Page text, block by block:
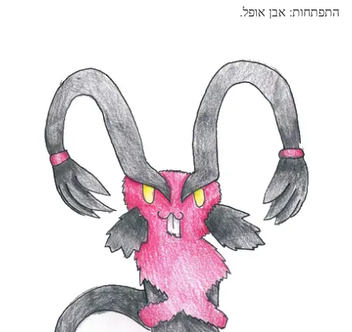
התפתחות: אבן אופל.